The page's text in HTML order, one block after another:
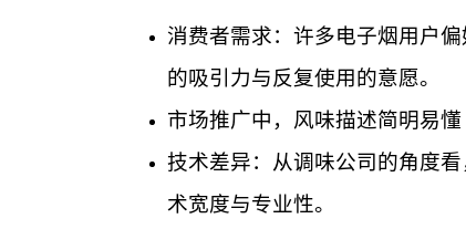
消费者需求：许多电子烟用户
的吸引力与反复使用的意愿。
市场推广中，风味描述简明易懂
技术差异：从调味公司的角度
术宽度与专业性。